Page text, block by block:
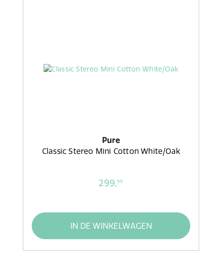
Pure
Classic Stereo Mini Cotton White/Oak
299,99
IN DE WINKELWAGEN